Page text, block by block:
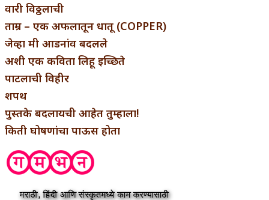
वारी विठ्ठलाची
ताम्र – एक अफलातून धातू (COPPER)
जेव्हा मी आडनांव बदलले
अशी एक कविता लिहू इच्छिते
पाटलाची विहीर
शपथ
पुस्तके बदलायची आहेत तुम्हाला!
किती घोषणांचा पाऊस होता